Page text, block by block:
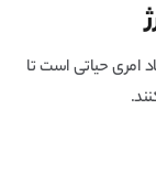
امری حیاتی است تا